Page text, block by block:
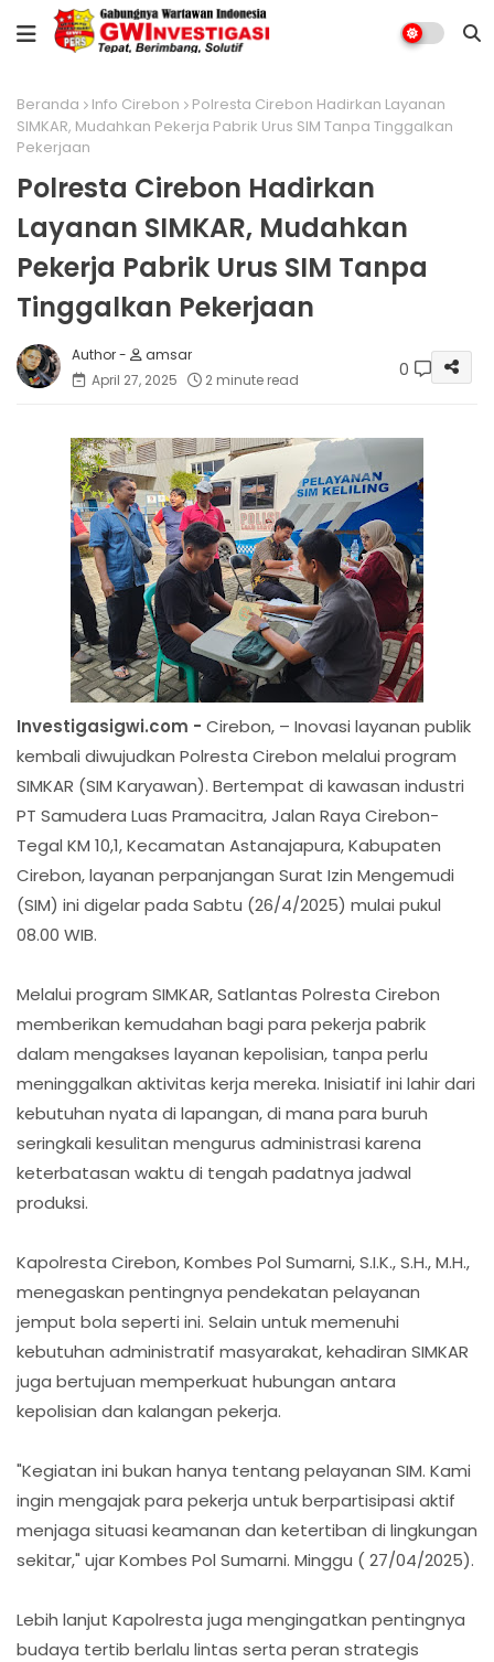
Beranda Info Cirebon
Polresta Cirebon Hadirkan Layanan
SIMKAR, Mudahkan Pekerja Pabrik Urus SIM Tanpa Tinggalkan
Pekerjaan
Polresta Cirebon Hadirkan
Layanan SIMKAR, Mudahkan
Pekerja Pabrik Urus SIM Tanpa
Tinggalkan Pekerjaan
amsar
April 27, 2025
2 minute read 0
Investigasigwi.com - Cirebon, – Inovasi layanan publik
kembali diwujudkan Polresta Cirebon melalui program
SIMKAR (SIM Karyawan). Bertempat di kawasan industri
PT Samudera Luas Pramacitra, Jalan Raya Cirebon-
Tegal KM 10,1, Kecamatan Astanajapura, Kabupaten
Cirebon, layanan perpanjangan Surat Izin Mengemudi
(SIM) ini digelar pada Sabtu (26/4/2025) mulai pukul
08.00 WIB.
Melalui program SIMKAR, Satlantas Polresta Cirebon
memberikan kemudahan bagi para pekerja pabrik
dalam mengakses layanan kepolisian, tanpa perlu
meninggalkan aktivitas kerja mereka. Inisiatif ini lahir dari
kebutuhan nyata di lapangan, di mana para buruh
seringkali kesulitan mengurus administrasi karena
keterbatasan waktu di tengah padatnya jadwal
produksi.
Kapolresta Cirebon, Kombes Pol Sumarni, S.I.K., S.H., M.H.,
menegaskan pentingnya pendekatan pelayanan
jemput bola seperti ini. Selain untuk memenuhi
kebutuhan administratif masyarakat, kehadiran SIMKAR
juga bertujuan memperkuat hubungan antara
kepolisian dan kalangan pekerja.
"Kegiatan ini bukan hanya tentang pelayanan SIM. Kami
ingin mengajak para pekerja untuk berpartisipasi aktif
menjaga situasi keamanan dan ketertiban di lingkungan
sekitar," ujar Kombes Pol Sumarni. Minggu ( 27/04/2025).
Lebih lanjut Kapolresta juga mengingatkan pentingnya
budaya tertib berlalu lintas serta peran strategis